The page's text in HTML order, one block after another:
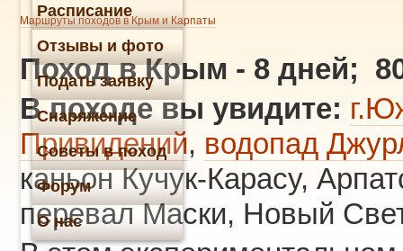
Маршруты походов в Крым и Карпаты
Поход в Крым - 8 дней;
В походе вы увидите:
Привидений, водопад
каньон Кучук-Карасу,
перевал Маски, Новый
Расписание
Отзывы и фото
Подать заявку
Снаряжение
Советы в поход
Форум
О нас